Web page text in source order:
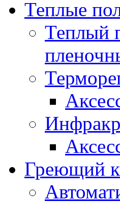
Теплые
Теплый
Греющий